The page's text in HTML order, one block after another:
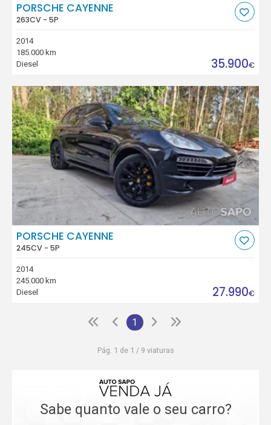
PORSCHE CAYENNE
263CV - 5P
2014
185.000 km
Diesel
35.900€
PORSCHE CAYENNE
245CV - 5P
2014
245.000 km
Diesel
27.990€
1
Pág. 1 de 1 / 9 viaturas
Sabe quanto vale o seu carro?